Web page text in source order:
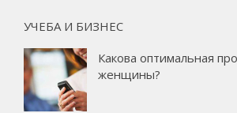
УЧЕБА И БИЗНЕС
Какова оптимальная
женщины?